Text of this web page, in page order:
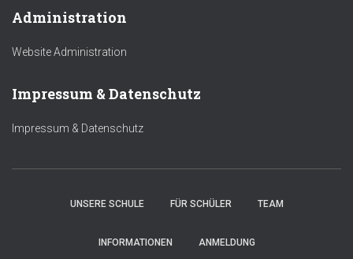
Administration
Website Administration
Impressum & Datenschutz
Impressum & Datenschutz
UNSERE SCHULE FÜR SCHÜLER TEAM
INFORMATIONEN ANMELDUNG